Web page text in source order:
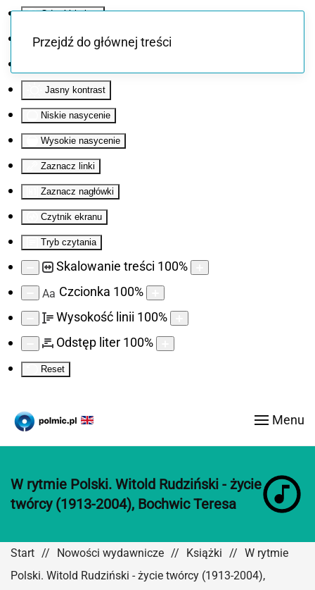
Odwróć kolory
Monochromatyczny
Jasny kontrast
Niskie nasycenie
Wysokie nasycenie
Zaznacz linki
Zaznacz nagłówki
Czytnik ekranu
Tryb czytania
Skalowanie treści 100%
Aa Czcionka 100%
Wysokość linii 100%
Odstęp liter 100%
Reset
Przejdź do głównej treści
Menu
W rytmie Polski. Witold Rudziński - życie
twórcy (1913-2004), Bochwic Teresa
Start Nowości wydawnicze Książki
W rytmie
Polski. Witold Rudziński - życie twórcy (1913-2004),